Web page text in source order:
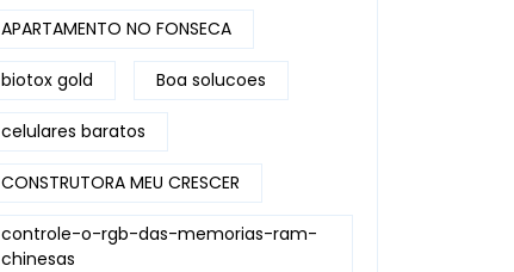
APARTAMENTO NO FONSECA
biotox gold Boa solucoes
celulares baratos
CONSTRUTORA MEU CRESCER
controle-o-rgb-das-memorias-ram-
chinesas